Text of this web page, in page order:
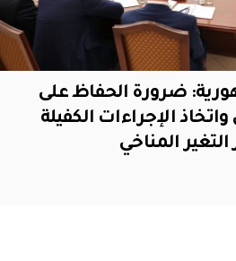
ضرورة الحفاظ على
واتخاذ الإجراءات الكفيلة
التغير المناخي